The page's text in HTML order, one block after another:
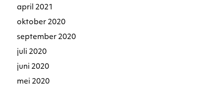
april 2021
oktober 2020
september 2020
juli 2020
juni 2020
mei 2020